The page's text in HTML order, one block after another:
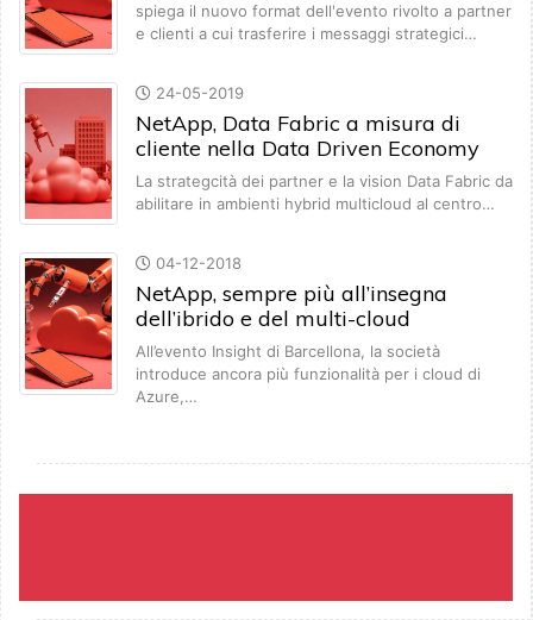
spiega il nuovo format dell'evento rivolto a partner
e clienti a cui trasferire i messaggi strategici…
24-05-2019
NetApp, Data Fabric a misura di
cliente nella Data Driven Economy
La strategcità dei partner e la vision Data Fabric da
abilitare in ambienti hybrid multicloud al centro…
04-12-2018
NetApp, sempre più all’insegna
dell’ibrido e del multi-cloud
All’evento Insight di Barcellona, la società
introduce ancora più funzionalità per i cloud di
Azure,…